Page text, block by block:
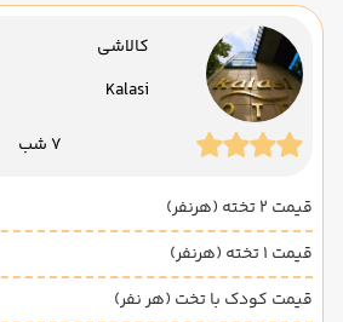
کالاشی
Kalasi
7 شب
قیمت 2 تخته (هرنفر)
قیمت 1 تخته (هرنفر)
قیمت کودک با تخت (هر نفر)